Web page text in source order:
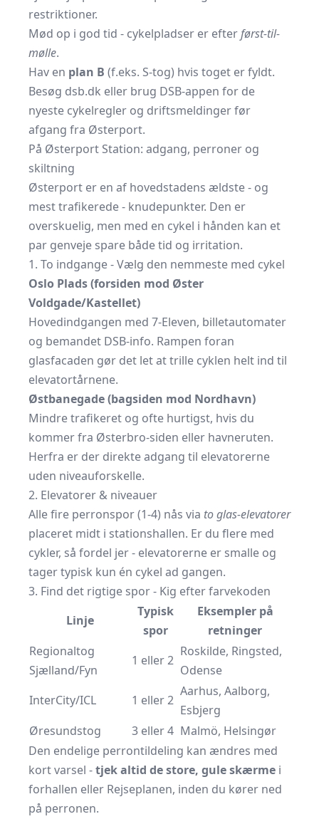
restriktioner.
Mød op i god tid - cykelpladser er efterførst-til-
mølle.
Hav en plan B (f.eks. S-tog) hvis toget er fyldt.
Besøg dsb.dk eller brug DSB-appen for de
nyeste cykelregler og driftsmeldinger før
afgang fra Østerport.
På Østerport Station: adgang, perroner og
skiltning
Østerport er en af hovedstadens ældste - og
mest trafikerede - knudepunkter. Den er
overskuelig, men med en cykel i hånden kan et
par genveje spare både tid og irritation.
1. To indgange - Vælg den nemmeste med cykel
Oslo Plads (forsiden mod Øster
Voldgade/Kastellet)
Hovedindgangen med 7-Eleven, billetautomater
og bemandet DSB-info. Rampen foran
glasfacaden gør det let at trille cyklen helt ind til
elevatortårnene.
Østbanegade (bagsiden mod Nordhavn)
Mindre trafikeret og ofte hurtigst, hvis du
kommer fra Østerbro-siden eller havneruten.
Herfra er der direkte adgang til elevatorerne
uden niveauforskelle.
2. Elevatorer & niveauer
Alle fire perronspor (1-4) nås via to glas-elevatorer
placeret midt i stationshallen. Er du flere med
cykler, så fordel jer - elevatorerne er smalle og
tager typisk kun én cykel ad gangen.
3. Find det rigtige spor - Kig efter farvekoden
Linje
Typisk
spor
Eksempler på
retninger
Regionaltog
Sjælland/Fyn
1 eller 2
Roskilde, Ringsted,
Odense
InterCity/ICL
1 eller 2
Aarhus, Aalborg,
Esbjerg
Øresundstog
3 eller 4 Malmö, Helsingør
Den endelige perrontildeling kan ændres med
kort varsel -tjek altid de store, gule skærme i
forhallen eller Rejseplanen, inden du kører ned
på perronen.